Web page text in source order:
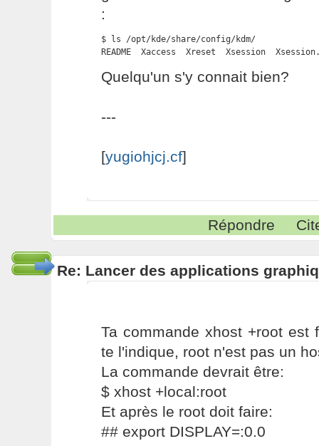
:
$ ls /opt/kde/share/config/kdm/
README  Xaccess  Xreset  Xsession
Quelqu'un s'y connait bien?
---
[yugiohjcj.cf]
Répondre
Re: Lancer des applications
Ta commande xhost +root est
te l'indique, root n'est pas un
La commande devrait être:
$ xhost +local:root
Et après le root doit faire:
## export DISPLAY=:0.0